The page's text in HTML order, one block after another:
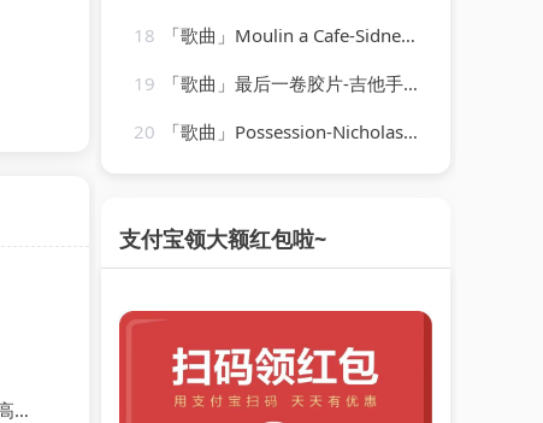
18
「歌曲」Moulin a Cafe-Sidney Bechet
19
「歌曲」最后一卷胶片-吉他手大怪兽
20
「歌曲」Possession-Nicholas Hooper
支付宝领大额红包啦~